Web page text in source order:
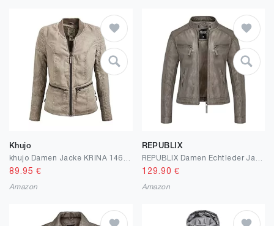
Khujo
89.95 €
Amazon
REPUBLIX
129.90 €
Amazon